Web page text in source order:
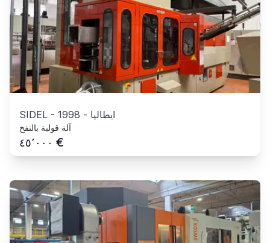
SIDEL - 1998 - ايطاليا
آلة قولبة بالنفخ
٤٥٬٠٠٠ €